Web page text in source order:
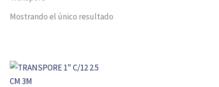
Mostrando el único resultado